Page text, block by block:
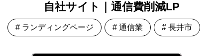
自社サイト｜通信費削減LP
# ランディングページ # 通信業 # 長井市